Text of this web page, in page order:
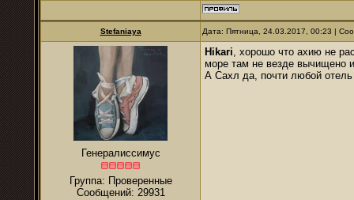
Stefaniaya Дата: Пятница, 24.03.2017, 00:23 |
Генералиссимус
Группа: Проверенные
Сообщений: 29931
Hikari, хорошо что ахию не
море там не везде вычищено
А Сахл да, почти любой